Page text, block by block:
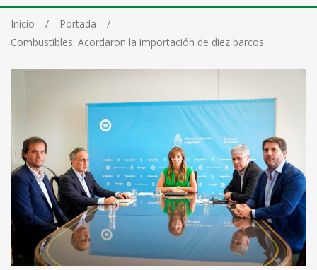
Inicio
Portada
Combustibles: Acordaron la importación de diez barcos